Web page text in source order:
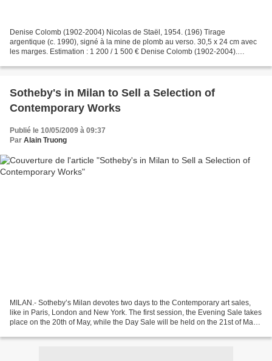
Denise Colomb (1902-2004) Nicolas de Staël, 1954. (196) Tirage
argentique (c. 1990), signé à la mine de plomb au verso. 30,5 x 24 cm avec
les marges. Estimation : 1 200 / 1 500 € Denise Colomb (1902-2004).
Sotheby's in Milan to Sell a Selection of
Contemporary Works
Publié le 10/05/2009 à 09:37
Par Alain Truong
MILAN.- Sotheby’s Milan devotes two days to the Contemporary art sales,
like in Paris, London and New York. The first session, the Evening Sale takes
place on the 20th of May, while the Day Sale will be held on the 21st of May.